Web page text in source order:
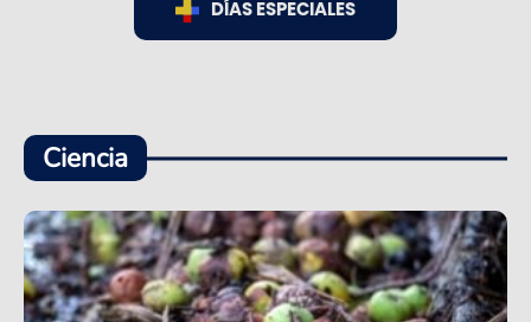
DÍAS ESPECIALES
Ciencia